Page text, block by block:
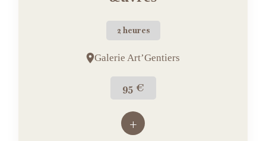
2 heures
Galerie Art’Gentiers
95 €
+